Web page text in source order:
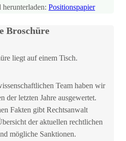
herunterladen:Positionspapier
Broschüre
Team haben wir
der letzten Jahre ausgewertet.
Fakten gibt Rechtsanwalt
der aktuellen rechtlichen
mögliche Sanktionen.